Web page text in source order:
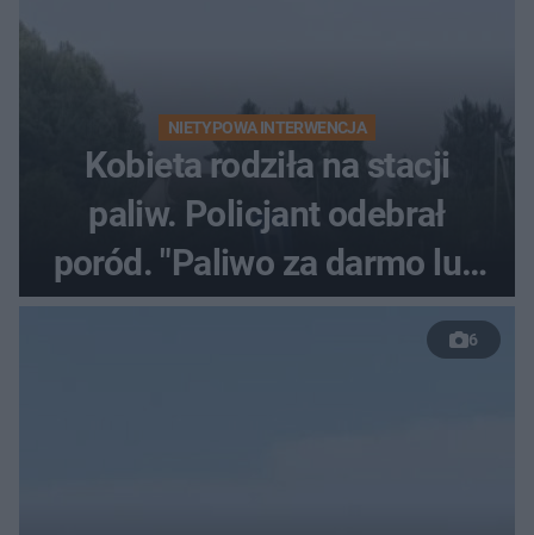
NIETYPOWA INTERWENCJA
Kobieta rodziła na stacji
paliw. Policjant odebrał
poród. "Paliwo za darmo lub
50 %!"
6